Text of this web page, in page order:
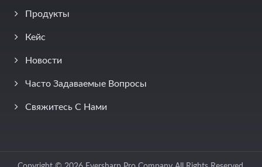
Продукты
Кейс
Новости
Часто Задаваемые Вопросы
Свяжитесь С Нами